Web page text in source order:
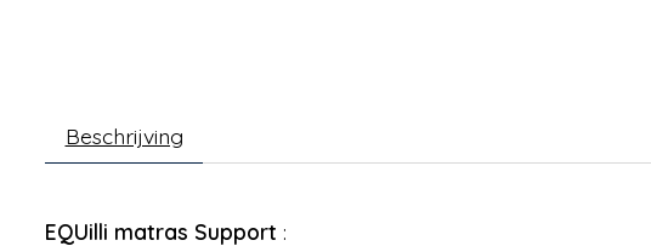
Beschrijving
EQUilli matras Support :